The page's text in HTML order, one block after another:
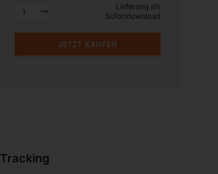
Lieferung als
Sofortdownload
JETZT KAUFEN